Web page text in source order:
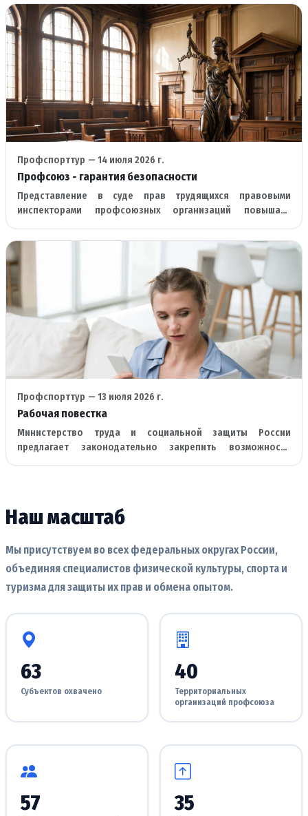
Профспорттур — 14 июля 2026 г.
Профсоюз - гарантия безопасности
Представление в суде прав трудящихся правовыми
инспекторами профсоюзных организаций повышает
Профспорттур — 13 июля 2026 г.
Рабочая повестка
Министерство труда и социальной защиты России
предлагает законодательно закрепить возможность
Наш масштаб
Мы присутствуем во всех федеральных округах России,
объединяя специалистов физической культуры, спорта и
туризма для защиты их прав и обмена опытом.
63
Субъектов охвачено
40
Территориальных
организаций профсоюза
57 35